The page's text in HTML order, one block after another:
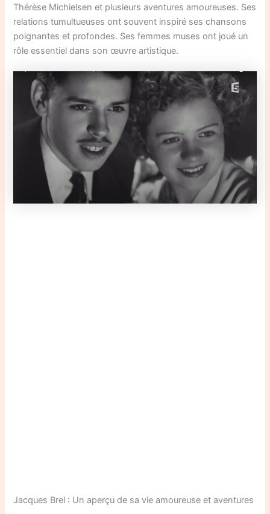
Thérèse Michielsen et plusieurs aventures amoureuses. Ses
relations tumultueuses ont souvent inspiré ses chansons
poignantes et profondes. Ses femmes muses ont joué un
rôle essentiel dans son œuvre artistique.
Jacques Brel : Un aperçu de sa vie amoureuse et aventures